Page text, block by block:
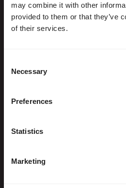
may combine it with other
provided to them or that they’ve
of their services.
Selection
Necessary
Preferences
Statistics
Marketing
Steltlopers &
Watervogels
Konijnen